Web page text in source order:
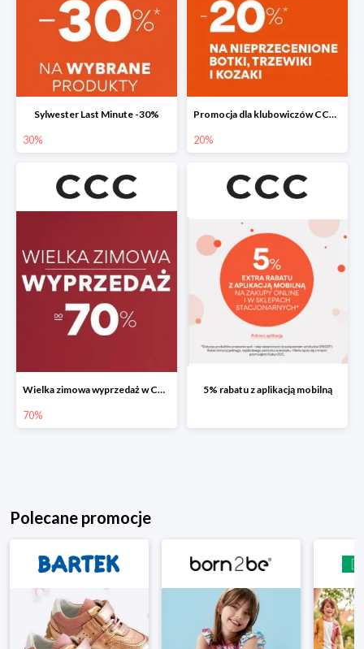
Sylwester Last Minute -30%
30%
Promocja dla klubowiczów CCC do -20%
20%
Wielka zimowa wyprzedaż w CCC do -70%
70%
5% rabatu z aplikacją mobilną
Polecane promocje